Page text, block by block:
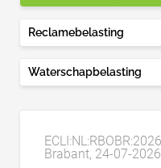
Reclamebelasting
Waterschapbelasting
Brabant, 24-07-